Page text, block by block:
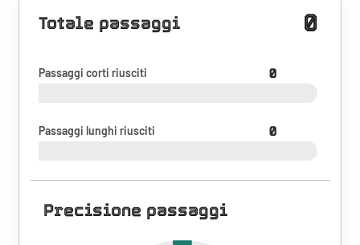
Totale passaggi 0
Passaggi corti riusciti 0
Passaggi lunghi riusciti 0
Precisione passaggi